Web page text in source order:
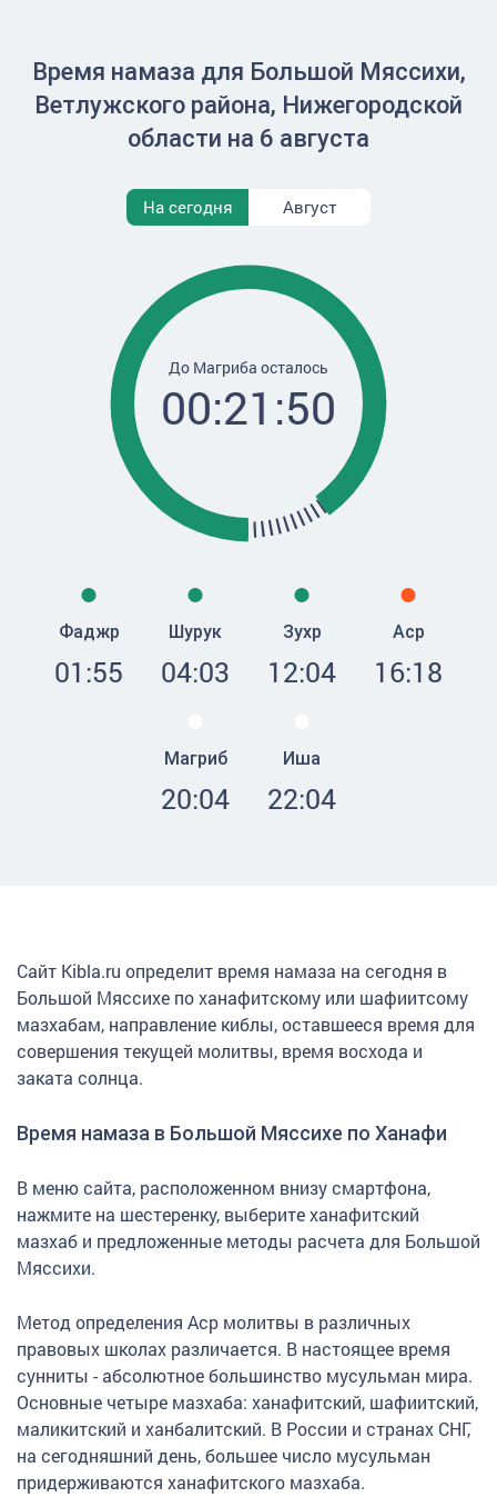
Время намаза для Большой Мяссихи,
Ветлужского района, Нижегородской
области на 6 августа
На сегодня Август
До Магриба осталось
00:21:50
Фаджр
01:55
Шурук
04:03
Зухр
12:04
Аср
16:18
Магриб
20:04
Иша
22:04
Сайт Kibla.ru определит время намаза на сегодня в
Большой Мяссихе по ханафитскому или шафиитсому
мазхабам, направление киблы, оставшееся время для
совершения текущей молитвы, время восхода и
заката солнца.
Время намаза в Большой Мяссихе по Ханафи
В меню сайта, расположенном внизу смартфона,
нажмите на шестеренку, выберите ханафитский
мазхаб и предложенные методы расчета для Большой
Мяссихи.
Метод определения Аср молитвы в различных
правовых школах различается. В настоящее время
сунниты - абсолютное большинство мусульман мира.
Основные четыре мазхаба: ханафитский, шафиитский,
маликитский и ханбалитский. В России и странах СНГ,
на сегодняшний день, большее число мусульман
придерживаются ханафитского мазхаба.